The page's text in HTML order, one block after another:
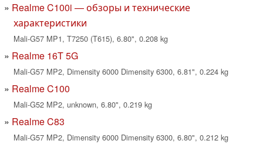
Realme C100i — обзоры и технические
характеристики
Mali-G57 MP1, T7250 (T615), 6.80", 0.208 kg
Realme 16T 5G
Mali-G57 MP2, Dimensity 6000 Dimensity 6300, 6.81", 0.224 kg
Realme C100
Mali-G52 MP2, unknown, 6.80", 0.219 kg
Realme C83
Mali-G57 MP2, Dimensity 6000 Dimensity 6300, 6.80", 0.212 kg